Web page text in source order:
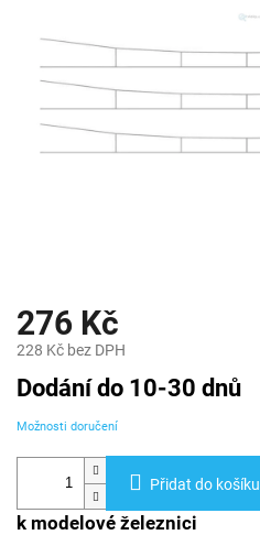
276 Kč
228 Kč bez DPH
Měrná
cena:
Dodání do 10-30 dnů
Možnosti doručení
Přidat do košíku
k modelové železnici